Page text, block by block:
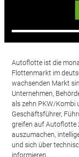
Autoflotte ist die
Flottenmarkt im
wachsenden Markt
Unternehmen,
als zehn PKW/Kombi
Geschäftsführer,
greifen auf Autoflotte
auszumachen,
und sich über
informieren.